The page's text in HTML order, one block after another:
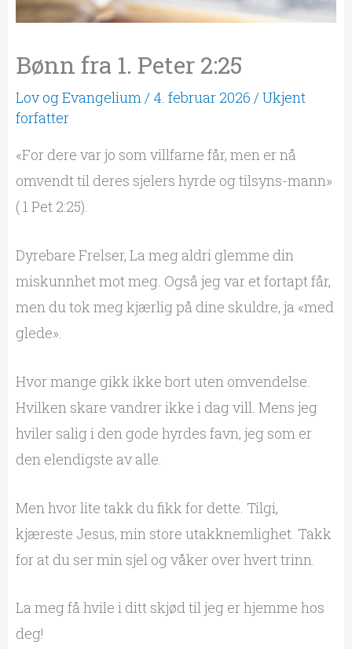
Bønn fra 1. Peter 2:25
Lov og Evangelium/ 4. februar 2026 /Ukjent
forfatter
«For dere var jo som villfarne får, men er nå
omvendt til deres sjelers hyrde og tilsyns-mann»
( 1 Pet 2:25).
Dyrebare Frelser, La meg aldri glemme din
miskunnhet mot meg. Også jeg var et fortapt får,
men du tok meg kjærlig på dine skuldre, ja «med
glede».
Hvor mange gikk ikke bort uten omvendelse.
Hvilken skare vandrer ikke i dag vill. Mens jeg
hviler salig i den gode hyrdes favn, jeg som er
den elendigste av alle.
Men hvor lite takk du fikk for dette. Tilgi,
kjæreste Jesus, min store utakknemlighet. Takk
for at du ser min sjel og våker over hvert trinn.
La meg få hvile i ditt skjød til jeg er hjemme hos
deg!